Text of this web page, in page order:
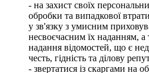
- на захист своїх
обробки та випадкової
у зв'язку з умисним
несвоєчасним їх наданням, а
надання відомостей, що є
честь, гідність та ділову
- звертатися із скаргами на